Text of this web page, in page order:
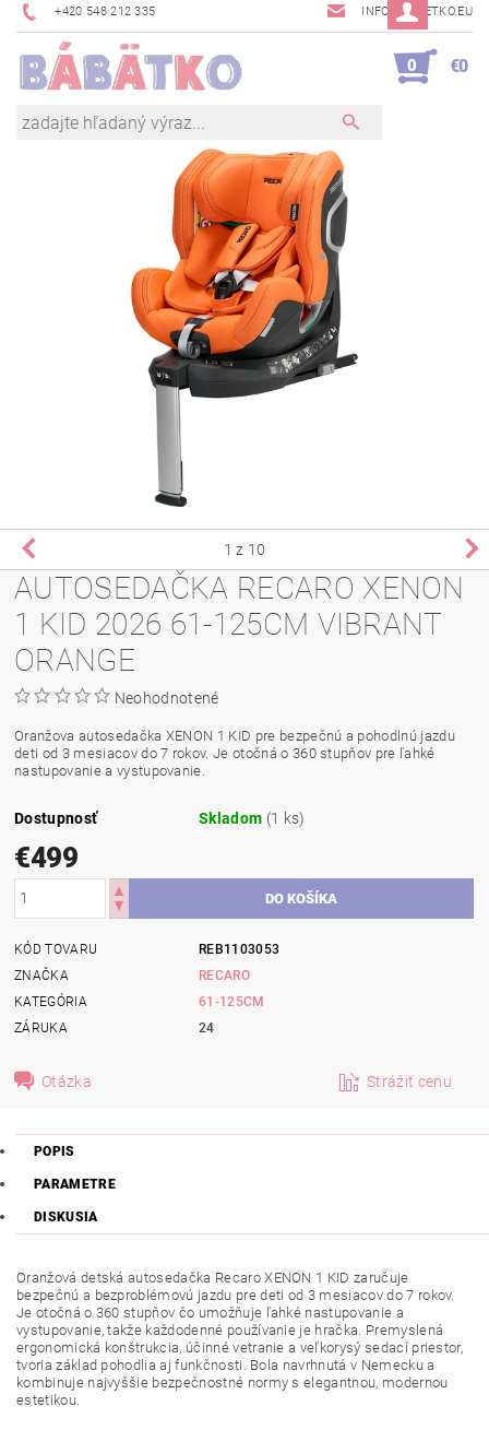
+420 548 212 335 INFO@BABETKO.EU
0 €0
1 z 10
AUTOSEDAČKA RECARO XENON
1 KID 2026 61-125CM VIBRANT
ORANGE
Neohodnotené
Oranžova autosedačka XENON 1 KID pre bezpečnú a pohodlnú jazdu
deti od 3 mesiacov do 7 rokov. Je otočná o 360 stupňov pre ľahké
nastupovanie a vystupovanie.
Dostupnosť Skladom (1 ks)
€499
KÓD TOVARU
REB1103053
ZNAČKA
RECARO
KATEGÓRIA
61-125CM
ZÁRUKA
24
Otázka Strážiť cenu
POPIS
PARAMETRE
DISKUSIA
Oranžová detská autosedačka Recaro XENON 1 KID zaručuje
bezpečnú a bezproblémovú jazdu pre deti od 3 mesiacov do 7 rokov.
Je otočná o 360 stupňov čo umožňuje ľahké nastupovanie a
vystupovanie, takže každodenné používanie je hračka. Premyslená
ergonomická konštrukcia, účinné vetranie a veľkorysý sedací priestor,
tvoria základ pohodlia aj funkčnosti. Bola navrhnutá v Nemecku a
kombinuje najvyššie bezpečnostné normy s elegantnou, modernou
estetikou.